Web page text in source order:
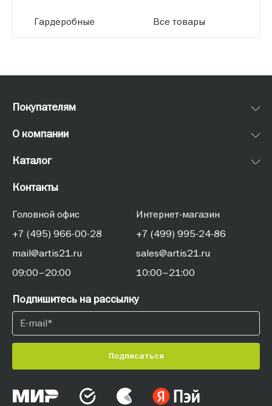
Гардеробные Все товары
Покупателям
О компании
Каталог
Контакты
Головной офис
+7 (495) 966-00-28
mail@artis21.ru
09:00–20:00
Интернет-магазин
+7 (499) 995-24-86
sales@artis21.ru
10:00–21:00
Подпишитесь на рассылку
Подписаться